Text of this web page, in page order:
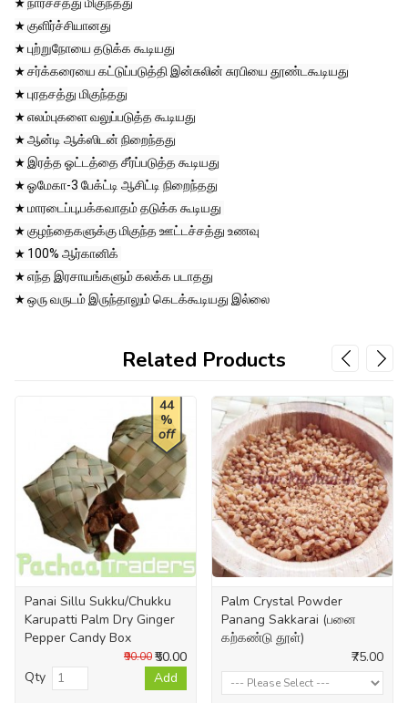
★ குளிர்ச்சியானது
★ புற்றுநோயை தடுக்க கூடியது
★ சர்க்கரையை கட்டுப்படுத்தி இன்சுலின் சுரபியை தூண்டகூடியது
★ புரதசத்து மிகுந்தது
★ எலம்புகளை வலுப்படுத்த கூடியது
★ ஆன்டி ஆக்ஸிடன் நிறைந்தது
★ இரத்த ஓட்டத்தை சீர்ப்படுத்த கூடியது
★ ஓமேகா-3 பேக்ட்டி ஆசிட்டி நிறைந்தது
★ மாரடைப்பு,பக்கவாதம் தடுக்க கூடியது
★ குழந்தைகளுக்கு மிகுந்த ஊட்டச்சத்து உணவு
★ 100% ஆர்கானிக்
★ எந்த இரசாயங்களும் கலக்க படாதது
★ ஒரு வருடம் இருந்தாலும் கெடக்கூடியது இல்லை
Related Products
44
%
off
Panai Sillu Sukku/Chukku
Karupatti Palm Dry Ginger
Pepper Candy Box
₹50.00
₹90.00
Qty Add
Palm Crystal Powder
Panang Sakkarai (பனை
கற்கண்டு தூள்)
₹75.00